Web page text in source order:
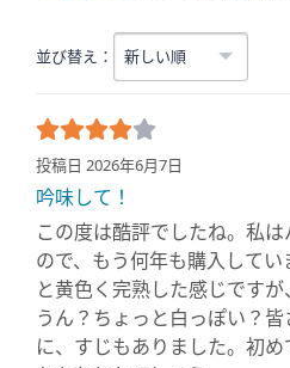
並び替え：
投稿日 2026年6月7日
吟味して！
この度は酷評でしたね。私
ので、もう何年も購入して
と黄色く完熟した感じです
うん？ちょっと白っぽい？
に、すじもありました。初